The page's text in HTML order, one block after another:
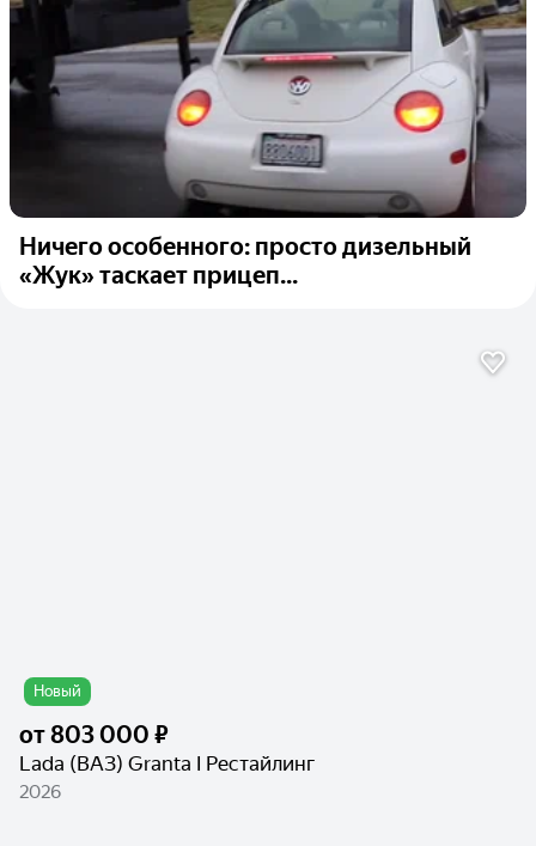
Ничего особенного: просто дизельный
«Жук» таскает прицеп...
Новый
от803 000 ₽
Lada (ВАЗ) Granta I Рестайлинг
2026